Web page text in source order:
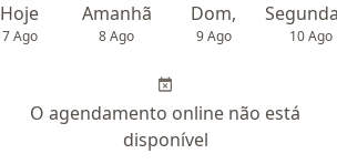
Hoje
7 Ago
Amanhã
8 Ago
Dom,
9 Ago 10 Ago
O agendamento online não está
disponível